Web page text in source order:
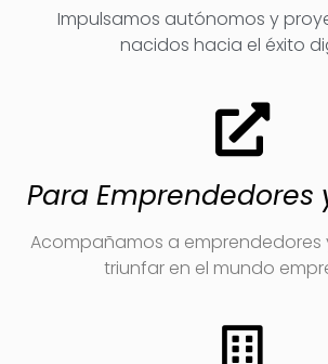
Impulsamos autónomos y
nacidos hacia el éxito
Para Emprendedores
Acompañamos a emprendedores
triunfar en el mundo